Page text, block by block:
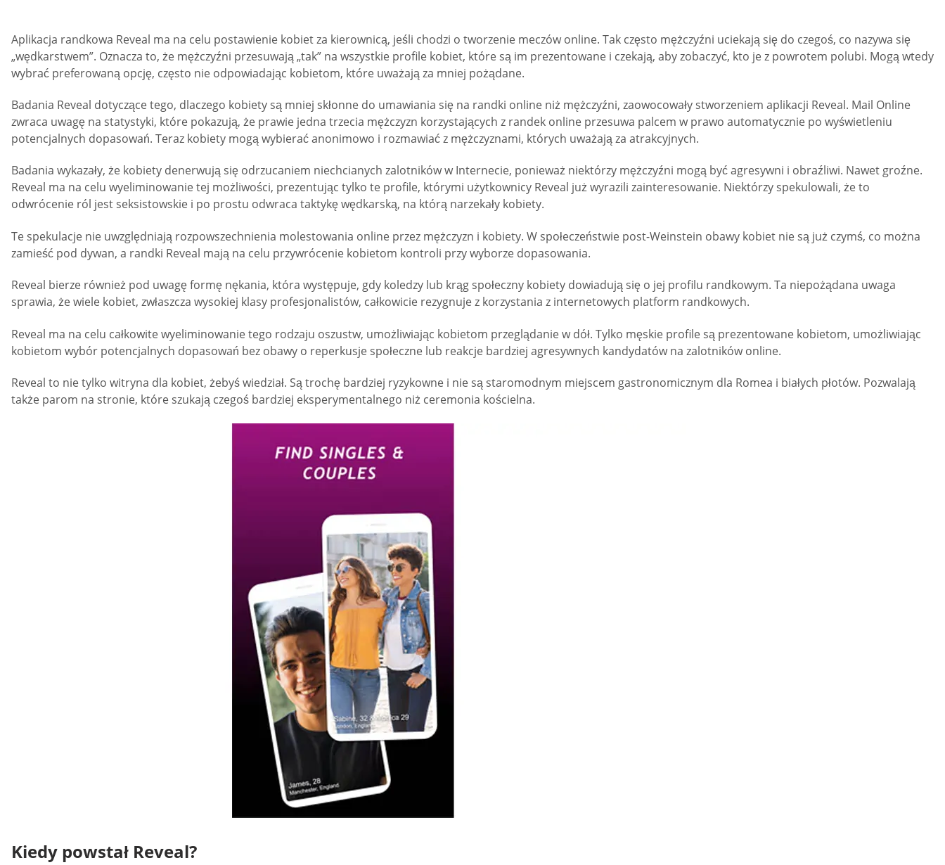
Aplikacja randkowa Reveal ma na celu postawienie kobiet za kierownicą, jeśli chodzi o tworzenie meczów online. Tak często mężczyźni uciekają się do czegoś, co nazywa się
„wędkarstwem”. Oznacza to, że mężczyźni przesuwają „tak” na wszystkie profile kobiet, które są im prezentowane i czekają, aby zobaczyć, kto je z powrotem polubi. Mogą wtedy
wybrać preferowaną opcję, często nie odpowiadając kobietom, które uważają za mniej pożądane.
Badania Reveal dotyczące tego, dlaczego kobiety są mniej skłonne do umawiania się na randki online niż mężczyźni, zaowocowały stworzeniem aplikacji Reveal. Mail Online
zwraca uwagę na statystyki, które pokazują, że prawie jedna trzecia mężczyzn korzystających z randek online przesuwa palcem w prawo automatycznie po wyświetleniu
potencjalnych dopasowań. Teraz kobiety mogą wybierać anonimowo i rozmawiać z mężczyznami, których uważają za atrakcyjnych.
Badania wykazały, że kobiety denerwują się odrzucaniem niechcianych zalotników w Internecie, ponieważ niektórzy mężczyźni mogą być agresywni i obraźliwi. Nawet groźne.
Reveal ma na celu wyeliminowanie tej możliwości, prezentując tylko te profile, którymi użytkownicy Reveal już wyrazili zainteresowanie. Niektórzy spekulowali, że to
odwrócenie ról jest seksistowskie i po prostu odwraca taktykę wędkarską, na którą narzekały kobiety.
Te spekulacje nie uwzględniają rozpowszechnienia molestowania online przez mężczyzn i kobiety. W społeczeństwie post-Weinstein obawy kobiet nie są już czymś, co można
zamieść pod dywan, a randki Reveal mają na celu przywrócenie kobietom kontroli przy wyborze dopasowania.
Reveal bierze również pod uwagę formę nękania, która występuje, gdy koledzy lub krąg społeczny kobiety dowiadują się o jej profilu randkowym. Ta niepożądana uwaga
sprawia, że wiele kobiet, zwłaszcza wysokiej klasy profesjonalistów, całkowicie rezygnuje z korzystania z internetowych platform randkowych.
Reveal ma na celu całkowite wyeliminowanie tego rodzaju oszustw, umożliwiając kobietom przeglądanie w dół. Tylko męskie profile są prezentowane kobietom, umożliwiając
kobietom wybór potencjalnych dopasowań bez obawy o reperkusje społeczne lub reakcje bardziej agresywnych kandydatów na zalotników online.
Reveal to nie tylko witryna dla kobiet, żebyś wiedział. Są trochę bardziej ryzykowne i nie są staromodnym miejscem gastronomicznym dla Romea i białych płotów. Pozwalają
także parom na stronie, które szukają czegoś bardziej eksperymentalnego niż ceremonia kościelna.
Kiedy powstał Reveal?